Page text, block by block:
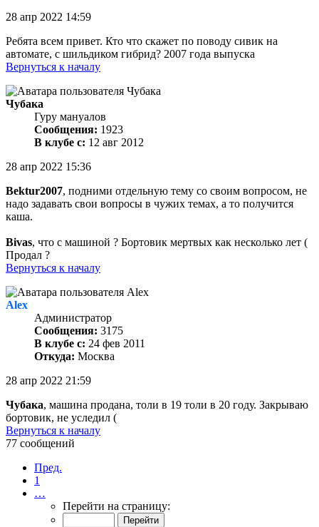
28 апр 2022 14:59
Ребята всем привет. Кто что скажет по поводу сивик на
автомате, с шильдиком гибрид? 2007 года выпуска
Вернуться к началу
Чубака
Гуру мануалов
Сообщения: 1923
В клубе с: 12 авг 2012
28 апр 2022 15:36
Bektur2007, подними отдельную тему со своим вопросом, не
надо задавать свои вопросы в чужих темах, а то получится
каша.
Bivas, что с машиной ? Бортовик мертвых как несколько лет (
Продал ?
Вернуться к началу
Alex
Администратор
Сообщения: 3175
В клубе с: 24 фев 2011
Откуда: Москва
28 апр 2022 21:59
Чубака, машина продана, толи в 19 толи в 20 году. Закрываю
бортовик, не уследил (
Вернуться к началу
77 сообщений
Пред.
1
…
Перейти на страницу: